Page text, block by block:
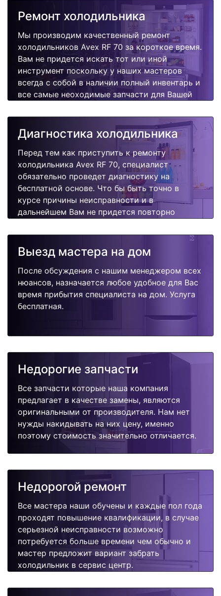
Ремонт холодильника
Мы производим качественный ремонт
холодильников Avex RF 70 за короткое время.
Вам не придется искать тот или иной
инструмент поскольку у наших мастеров
всегда с собой в наличии полный инвентарь и
все самые неоходимые запчасти для Вашей
качественно и недорого.
Диагностика холодильника
Перед тем как приступить к ремонту
холодильника Avex RF 70, специалист
обязательно проведет диагностику на
бесплатной основе. Что бы быть точно в
курсе причины неисправности и в
дальнейшем Вам не придется повторно
поломок.
Выезд мастера на дом
После обсуждения с нашим менеджером всех
нюансов, назначается любое удобное для Вас
время прибытия специалиста на дом. Услуга
бесплатная.
Недорогие запчасти
Все запчасти которые наша компания
предлагает в качестве замены, являются
оригинальными от производителя. Нам нет
нужды накидывать на них цену, именно
поэтому стоимость значительно отличается.
Недорогой ремонт
Все мастера наши обучены и каждые пол года
проходят повышение квалификации, в случае
серьезной неисправности возможно
потребуется больше времени чем обычно и
мастер предложит вариант забрать
холодильник в сервис центр.